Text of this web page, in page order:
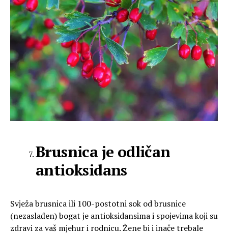
Brusnica je odličan
antioksidans
Svježa brusnica ili 100-postotni sok od brusnice
(nezaslađen) bogat je antioksidansima i spojevima koji su
zdravi za vaš mjehur i rodnicu. Žene bi i inače trebale